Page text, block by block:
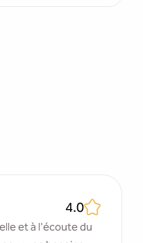
4.0
et à l'écoute du